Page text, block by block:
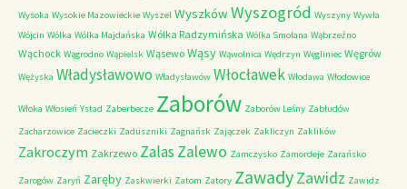
Wysoka Wysokie Mazowieckie Wyszel WyszkówWyszogród Wyszyny Wywła
Wójcin Wólka Wólka Majdańska Wólka Radzymińska Wólka Smolana Wąbrzeźno
Wąchock Wągrodno Wąpielsk Wąsewo Wąsy Wąwolnica Wędrzyn Węgliniec Węgrów
Wężyska Władysławowo Władysławów Włocławek Włodawa Włodowice
Włoka Włosień Ystad Zaberbecze Zaborów Zaborów Leśny Zabłudów
Zacharzowice Zacieczki Zaduszniki Zagnańsk Zajączek Zakliczyn Zaklików
Zakroczym Zakrzewo ZalasZalewo Zamczysko Zamordeje Zarańsko
Zarogów Zaryń Zaręby Zaskwierki Zatom Zatory ZawadyZawidz Zawidz